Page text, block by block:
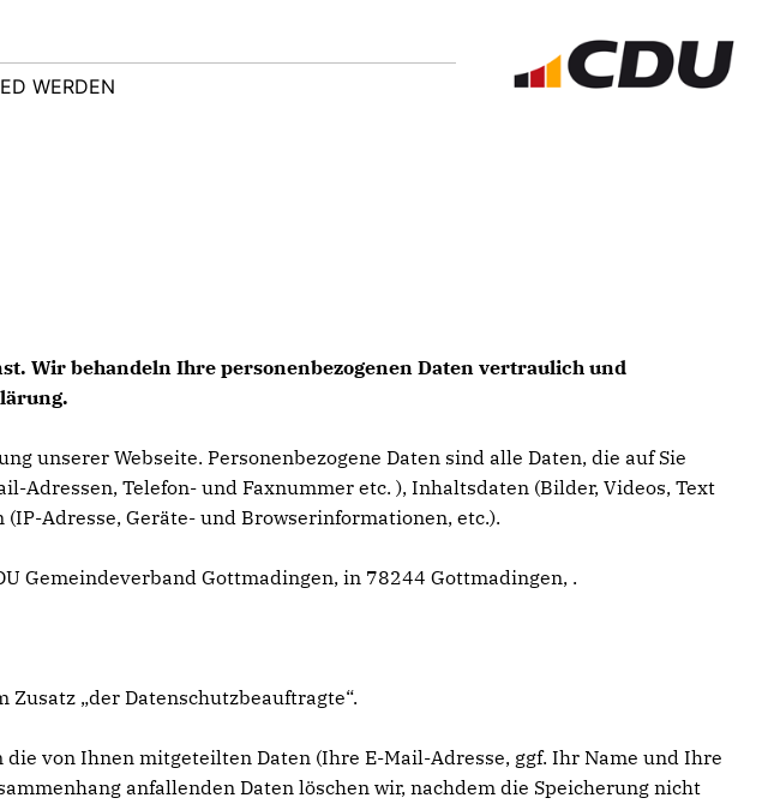
WERDEN
Wir behandeln Ihre personenbezogenen Daten vertraulich und
unserer Webseite. Personenbezogene Daten sind alle Daten, die auf Sie
Adressen, Telefon- und Faxnummer etc. ), Inhaltsdaten (Bilder, Videos, Text
Adresse, Geräte- und Browserinformationen, etc.).
Gemeindeverband Gottmadingen, in 78244 Gottmadingen, .
„der Datenschutzbeauftragte“.
von Ihnen mitgeteilten Daten (Ihre E-Mail-Adresse, ggf. Ihr Name und Ihre
anfallenden Daten löschen wir, nachdem die Speicherung nicht